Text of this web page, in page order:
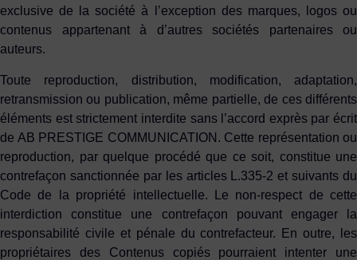
exclusive de la société à l’exception des marques, logos ou
contenus appartenant à d’autres sociétés partenaires ou
auteurs.
Toute reproduction, distribution, modification, adaptation,
retransmission ou publication, même partielle, de ces différents
éléments est strictement interdite sans l’accord exprès par écrit
de AB PRESTIGE COMMUNICATION. Cette représentation ou
reproduction, par quelque procédé que ce soit, constitue une
contrefaçon sanctionnée par les articles L.335-2 et suivants du
Code de la propriété intellectuelle. Le non-respect de cette
interdiction constitue une contrefaçon pouvant engager la
responsabilité civile et pénale du contrefacteur. En outre, les
propriétaires des Contenus copiés pourraient intenter une